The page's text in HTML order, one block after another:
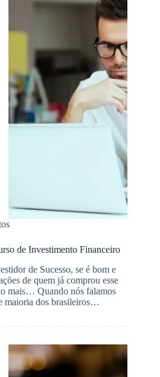
de Investimento Financeiro
de Sucesso, se é bom e
de quem já comprou esse
mais… Quando nós falamos
maioria dos brasileiros…